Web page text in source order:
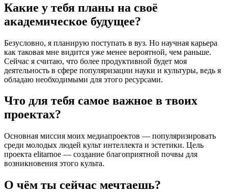
Какие у тебя планы на своё
академическое будущее?
Безусловно, я планирую поступать в вуз. Но научная карьера
как таковая мне видится уже менее вероятной, чем раньше.
Сейчас я считаю, что более продуктивной будет моя
деятельность в сфере популяризации науки и культуры, ведь я
обладаю необходимыми для этого ресурсами.
Что для тебя самое важное в твоих
проектах?
Основная миссия моих медиапроектов — популяризировать
среди молодых людей культ интеллекта и эстетики. Цель
проекта elitarnoe — создание благоприятной почвы для
возникновения этого культа.
О чём ты сейчас мечтаешь?